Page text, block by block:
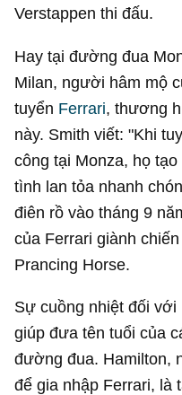
Verstappen thi đấu.
Hay tại đường đua
Milan, người hâm mộ
tuyển Ferrari, thương
này. Smith viết: "Khi
công tại Monza, họ
tình lan tỏa nhanh
điên rồ vào tháng 9
của Ferrari giành
Prancing Horse.
Sự cuồng nhiệt đối với
giúp đưa tên tuổi của
đường đua. Hamilton,
để gia nhập Ferrari, là